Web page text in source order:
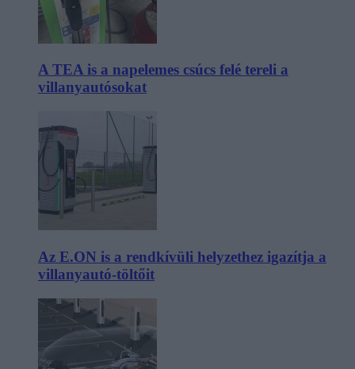
A TEA is a napelemes csúcs felé tereli a
villanyautósokat
Az E.ON is a rendkívüli helyzethez igazítja a
villanyautó-töltőit